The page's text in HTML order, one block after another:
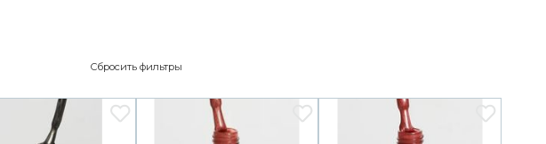
Сбросить фильтры